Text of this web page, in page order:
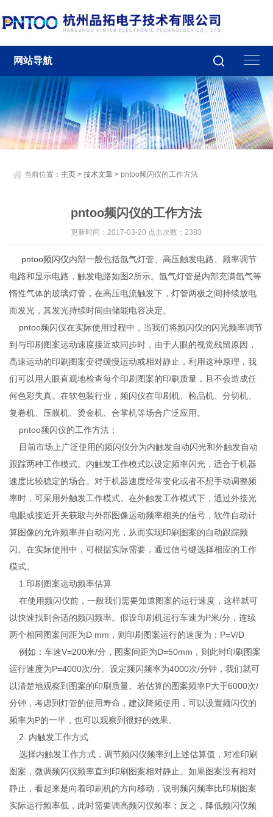
网站导航
当前位置： 主页 >技术文章 > pntoo频闪仪的工作方法
pntoo频闪仪的工作方法
更新时间：2017-03-20 点击次数：2383
pntoo频闪仪内部一般包括氙气灯管、高压触发电路、频率调节
电路和显示电路，触发电路如图2所示。氙气灯管是内部充满氙气等
惰性气体的玻璃灯管，在高压电流触发下，灯管两极之间持续放电
而发光，其发光持续时间由储能电容决定。
pntoo频闪仪在实际使用过程中，当我们将频闪仪的闪光频率调节
到与印刷图案运动速度接近或同步时，由于人眼的视觉残留原因，
高速运动的印刷图案变得缓慢运动或相对静止，利用这种原理，我
们可以用人眼直观地检查每个印刷图案的印刷质量，且不会造成任
何色彩失真。在软包装行业，频闪仪在印刷机、检品机、分切机、
复卷机、压膜机、烫金机、合掌机等场合广泛应用。
pntoo频闪仪的工作方法：
目前市场上广泛使用的频闪仪分为内触发自动闪光和外触发自动
跟踪两种工作模式。内触发工作模式以设定频率闪光，适合于机器
速度比较稳定的场合。对于机器速度经常变化或者不想手动调整频
率时，可采用外触发工作模式。在外触发工作模式下，通过外接光
电眼或接近开关获取与外部图像运动频率相关的信号，软件自动计
算图像的允许频率并自动闪光，从而实现印刷图案的自动跟踪频
闪。在实际使用中，可根据实际需要，通过信号键选择相应的工作
模式。
1.印刷图案运动频率估算
在使用频闪仪前，一般我们需要知道图案的运行速度，这样就可
以快速找到合适的频闪频率。假设印刷机运行车速为P米/分，连续
两个相同图案间距为D mm，则印刷图案运行的速度为：P=V/D
例如：车速V=200米/分，图案间距为D=50mm，则此时印刷图案
运行速度为P=4000次/分。设定频闪频率为4000次/分钟，我们就可
以清楚地观察到图案的印刷质量。若估算的图案频率P大于6000次/
分钟，考虑到灯管的使用寿命，建议降频使用，可以设置频闪仪的
频率为P的一半，也可以观察到很好的效果。
2. 内触发工作方式
选择内触发工作方式，调节频闪仪频率到上述估算值，对准印刷
图案，微调频闪仪频率直到印刷图案相对静止。如果图案没有相对
静止，看起来是向着印刷机的方向移动，说明频闪频率比印刷图案
实际运行频率低，此时需要调高频闪仪频率；反之，降低频闪仪频